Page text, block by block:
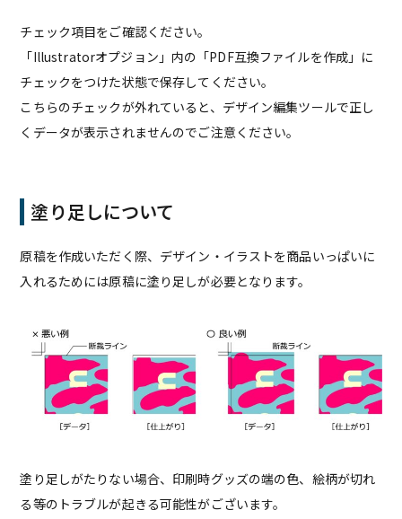
チェック項目をご確認ください。
「Illustratorオプジョン」内の「PDF互換ファイルを作成」に
チェックをつけた状態で保存してください。
こちらのチェックが外れていると、デザイン編集ツールで正し
くデータが表示されませんのでご注意ください。
塗り足しについて
原稿を作成いただく際、デザイン・イラストを商品いっぱいに
入れるためには原稿に塗り足しが必要となります。
塗り足しがたりない場合、印刷時グッズの端の色、絵柄が切れ
る等のトラブルが起きる可能性がございます。